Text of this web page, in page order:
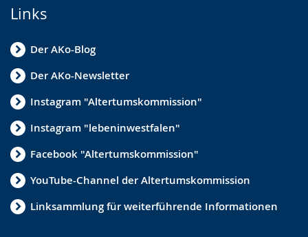
Links
Der AKo-Blog
Der AKo-Newsletter
Instagram "Altertumskommission"
Instagram "lebeninwestfalen"
Facebook "Altertumskommission"
YouTube-Channel der Altertumskommission
Linksammlung für weiterführende Informationen